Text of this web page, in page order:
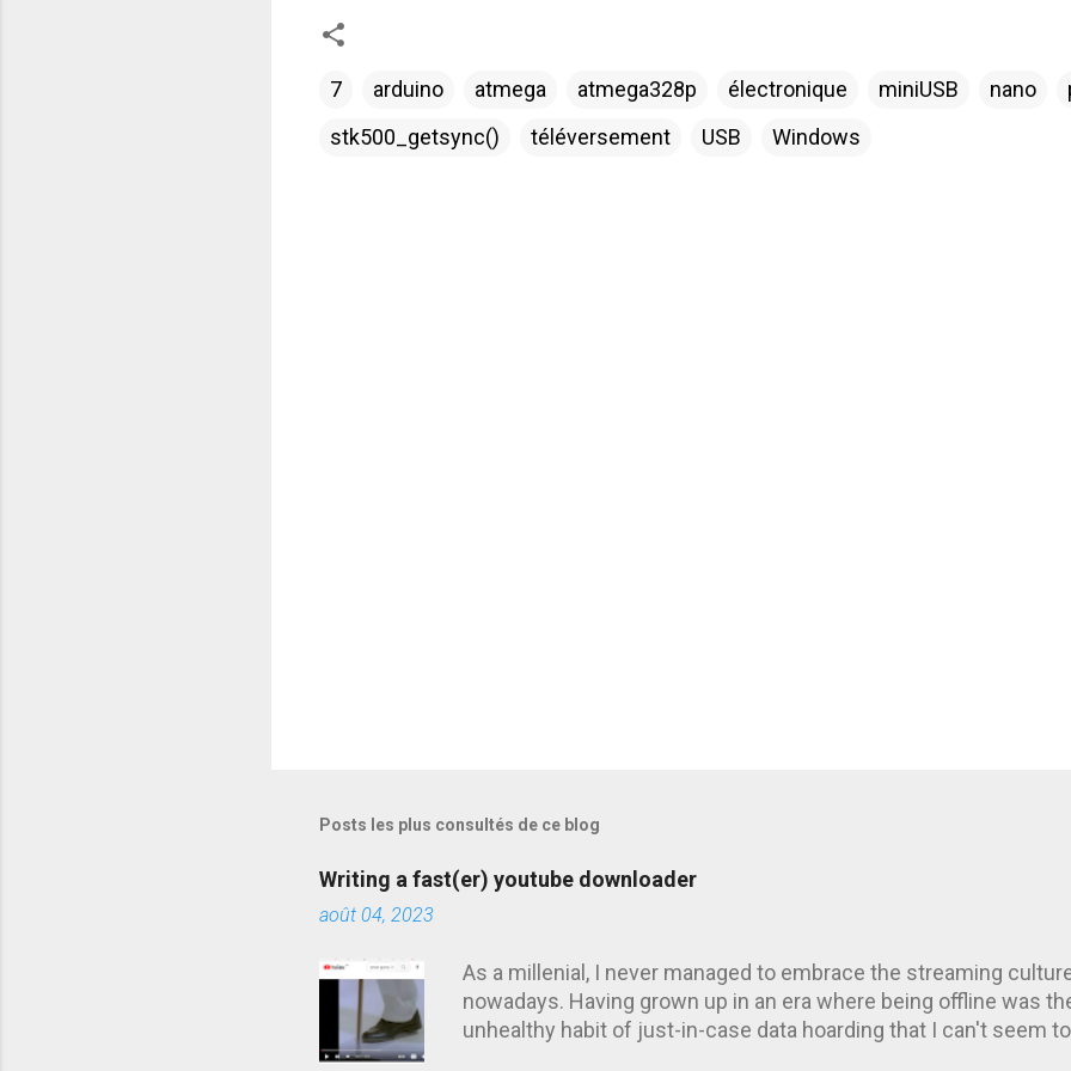
7 arduino atmega atmega328p électronique miniUSB nano
stk500_getsync()
téléversement USB Windows
Posts les plus consultés de ce blog
Writing a fast(er) youtube downloader
août 04, 2023
As a millenial, I never managed to embrace the streaming
nowadays. Having grown up in an era where being offline was
unhealthy habit of just-in-case data hoarding that I can't seem